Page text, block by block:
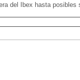
del Ibex hasta posibles